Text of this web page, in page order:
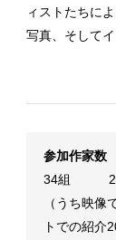
ィストたちに
写真、そして
参加作家数
34組
（うち映像
トでの紹介